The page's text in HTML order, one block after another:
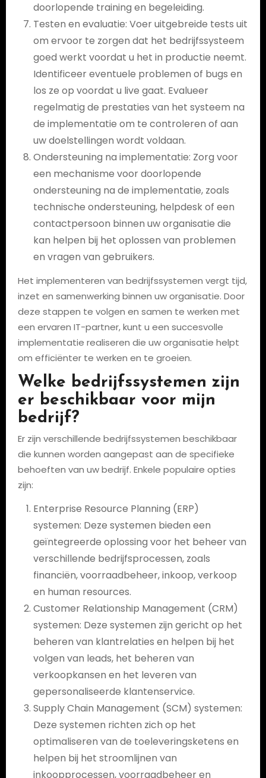
doorlopende training en begeleiding.
Testen en evaluatie: Voer uitgebreide tests uit
om ervoor te zorgen dat het bedrijfssysteem
goed werkt voordat u het in productie neemt.
Identificeer eventuele problemen of bugs en
los ze op voordat u live gaat. Evalueer
regelmatig de prestaties van het systeem na
de implementatie om te controleren of aan
uw doelstellingen wordt voldaan.
Ondersteuning na implementatie: Zorg voor
een mechanisme voor doorlopende
ondersteuning na de implementatie, zoals
technische ondersteuning, helpdesk of een
contactpersoon binnen uw organisatie die
kan helpen bij het oplossen van problemen
en vragen van gebruikers.
Het implementeren van bedrijfssystemen vergt tijd,
inzet en samenwerking binnen uw organisatie. Door
deze stappen te volgen en samen te werken met
een ervaren IT-partner, kunt u een succesvolle
implementatie realiseren die uw organisatie helpt
om efficiënter te werken en te groeien.
Welke bedrijfssystemen zijn
er beschikbaar voor mijn
bedrijf?
Er zijn verschillende bedrijfssystemen beschikbaar
die kunnen worden aangepast aan de specifieke
behoeften van uw bedrijf. Enkele populaire opties
zijn:
Enterprise Resource Planning (ERP)
systemen: Deze systemen bieden een
geïntegreerde oplossing voor het beheer van
verschillende bedrijfsprocessen, zoals
financiën, voorraadbeheer, inkoop, verkoop
en human resources.
Customer Relationship Management (CRM)
systemen: Deze systemen zijn gericht op het
beheren van klantrelaties en helpen bij het
volgen van leads, het beheren van
verkoopkansen en het leveren van
gepersonaliseerde klantenservice.
Supply Chain Management (SCM) systemen:
Deze systemen richten zich op het
optimaliseren van de toeleveringsketens en
helpen bij het stroomlijnen van
inkoopprocessen, voorraadbeheer en